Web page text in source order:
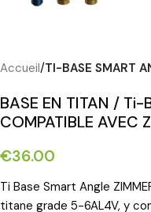
Accueil TI-BASE SMART
BASE EN TITAN / Ti-
COMPATIBLE AVEC
€36.00
Ti Base Smart Angle
titane grade 5-6AL4V, y